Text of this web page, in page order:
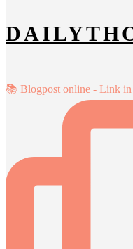
📚 Blogpost online - Link